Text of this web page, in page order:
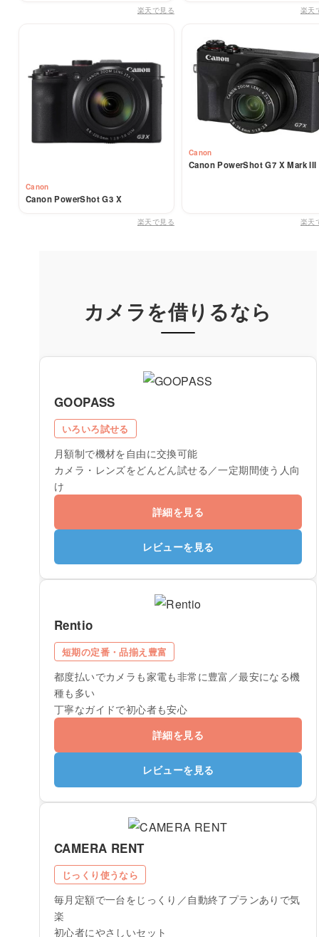
楽天で見る 楽天
Canon
Canon PowerShot G3 X
楽天で見る
Canon
Canon PowerShot G7 X Mark III
楽天
カメラを借りるなら
GOOPASS
いろいろ試せる
月額制で機材を自由に交換可能
カメラ・レンズをどんどん試せる／一定期間使う人向
け
詳細を見る
レビューを見る
Rentio
短期の定番・品揃え豊富
都度払いでカメラも家電も非常に豊富／最安になる機
種も多い
丁寧なガイドで初心者も安心
詳細を見る
レビューを見る
CAMERA RENT
じっくり使うなら
毎月定額で一台をじっくり／自動終了プランありで気
楽
初心者にやさしいセット